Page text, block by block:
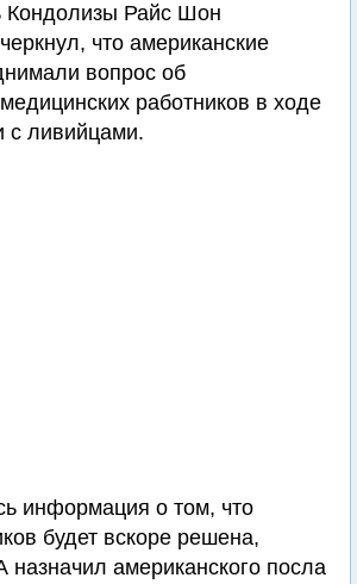
Кондолизы Райс Шон
что американские
вопрос об
работников в ходе
с ливийцами.
информация о том, что
будет вскоре решена,
американского посла